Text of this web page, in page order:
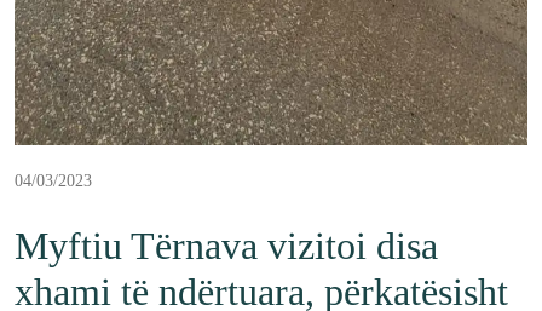
04/03/2023
Myftiu Tërnava vizitoi disa
xhami të ndërtuara, përkatësisht